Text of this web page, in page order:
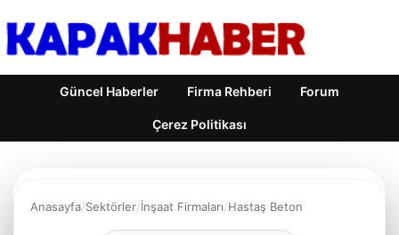
Güncel Haberler Firma Rehberi Forum
Çerez Politikası
Anasayfa Sektörler İnşaat Firmaları Hastaş Beton